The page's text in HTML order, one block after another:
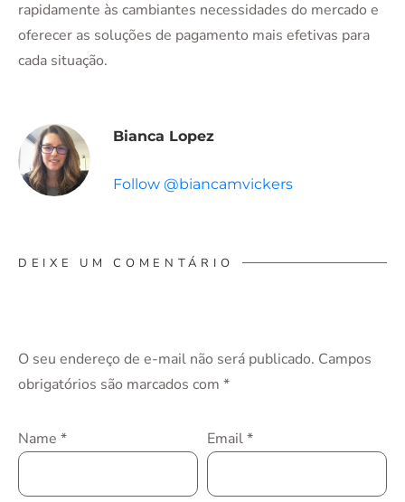
rapidamente às cambiantes necessidades do mercado e
oferecer as soluções de pagamento mais efetivas para
cada situação.
Bianca Lopez
Follow @biancamvickers
DEIXE UM COMENTÁRIO
O seu endereço de e-mail não será publicado. Campos
obrigatórios são marcados com *
Name * Email*